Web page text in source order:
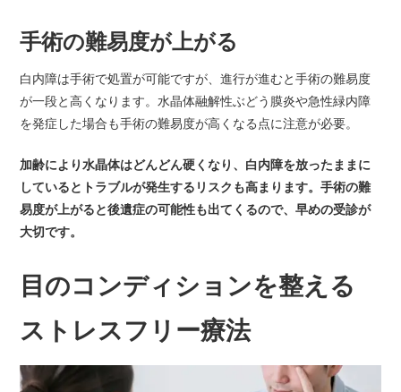
手術の難易度が上がる
白内障は手術で処置が可能ですが、進行が進むと手術の難易度
が一段と高くなります。水晶体融解性ぶどう膜炎や急性緑内障
を発症した場合も手術の難易度が高くなる点に注意が必要。
加齢により水晶体はどんどん硬くなり、白内障を放ったままに
しているとトラブルが発生するリスクも高まります。手術の難
易度が上がると後遺症の可能性も出てくるので、早めの受診が
大切です。
目のコンディションを整える
ストレスフリー療法